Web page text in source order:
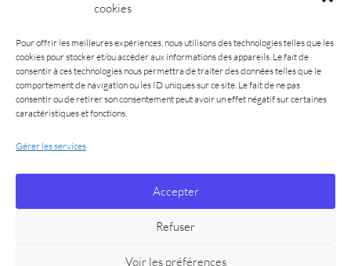
cookies
Pour offrir les meilleures expériences, nous utilisons des technologies telles que les
cookies pour stocker et/ou accéder aux informations des appareils. Le fait de
consentir à ces technologies nous permettra de traiter des données telles que le
comportement de navigation ou les ID uniques sur ce site. Le fait de ne pas
consentir ou de retirer son consentement peut avoir un effet négatif sur certaines
caractéristiques et fonctions.
Gérer les services
Accepter
Refuser
Voir les préférences